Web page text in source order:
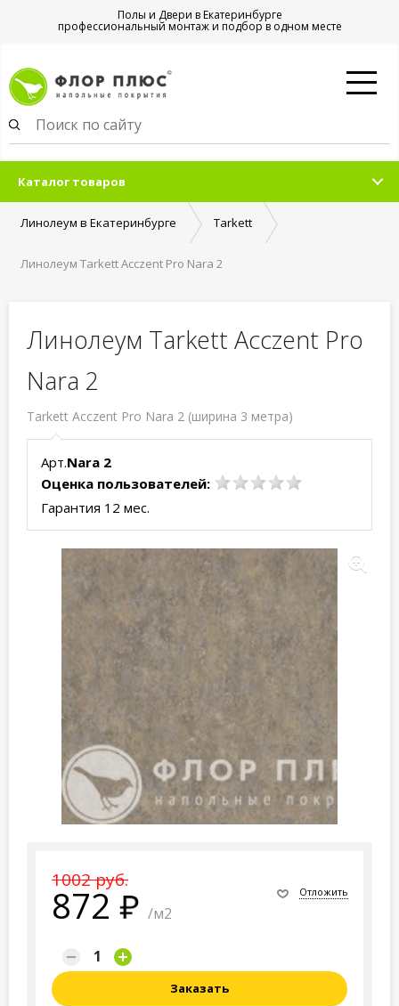
Полы и Двери в Екатеринбурге
профессиональный монтаж и подбор в одном месте
Каталог товаров
Линолеум в Екатеринбурге Tarkett
Линолеум Tarkett Acczent Pro Nara 2
Линолеум Tarkett Acczent Pro
Nara 2
Tarkett Acczent Pro Nara 2 (ширина 3 метра)
Арт.Nara 2
Оценка пользователей:
Гарантия 12 мес.
1002 руб.
872 /м2
Отложить
Заказать